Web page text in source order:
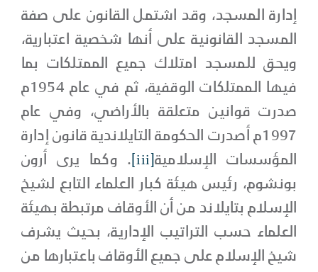
إدارة المسجد، وقد اشتمل القانون على صفة
المسجد القانونية على أنها شخصية اعتبارية،
ويحق للمسجد امتلاك جميع الممتلكات بما
فيها الممتلكات الوقفية، ثم في عام 1954م
صدرت قوانين متعلقة بالأراضي، وفي عام
1997م أصدرت الحكومة التايلاندية قانون إدارة
المؤسسات الإسلامية[iii]
. وكما يرى أرون
بونشوم، رئيس هيئة كبار العلماء التابع لشيخ
الإسلام بتايلاند من أن الأوقاف مرتبطة بهيئة
العلماء حسب التراتيب الإدارية، بحيث يشرف
شيخ الإسلام على جميع الأوقاف باعتبارها من